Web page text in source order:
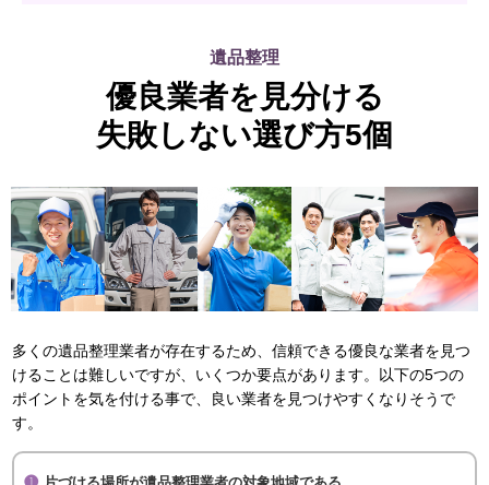
遺品整理
優良業者を見分ける
失敗しない選び方5個
多くの遺品整理業者が存在するため、信頼できる優良な業者を見つ
けることは難しいですが、いくつか要点があります。以下の5つの
ポイントを気を付ける事で、良い業者を見つけやすくなりそうで
す。